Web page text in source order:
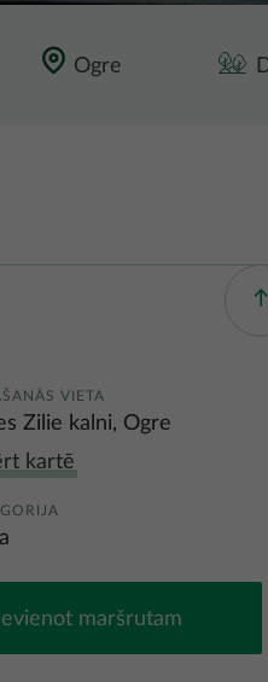
Ogre
VIETA
Zilie kalni, Ogre
kartē
maršrutam